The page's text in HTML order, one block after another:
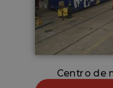
Centro de